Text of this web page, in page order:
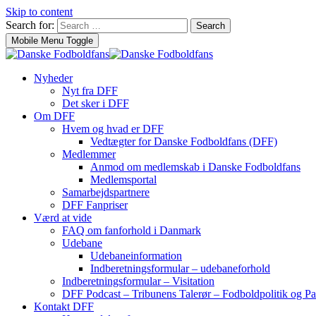
Skip to content
Search for:
Search
Mobile Menu Toggle
Nyheder
Nyt fra DFF
Det sker i DFF
Om DFF
Hvem og hvad er DFF
Vedtægter for Danske Fodboldfans (DFF)
Medlemmer
Anmod om medlemskab i Danske Fodboldfans
Medlemsportal
Samarbejdspartnere
DFF Fanpriser
Værd at vide
FAQ om fanforhold i Danmark
Udebane
Udebaneinformation
Indberetningsformular – udebaneforhold
Indberetningsformular – Visitation
DFF Podcast – Tribunens Talerør – Fodboldpolitik og
Kontakt DFF